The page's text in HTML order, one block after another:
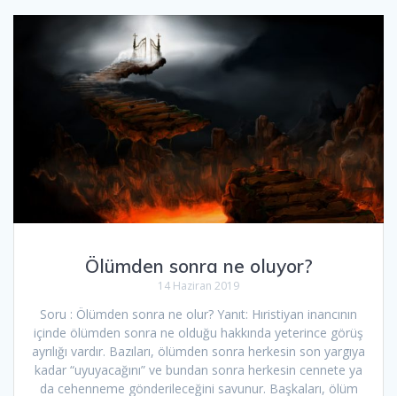
Ölümden sonra ne oluyor?
14 Haziran 2019
Soru : Ölümden sonra ne olur? Yanıt: Hıristiyan inancının
içinde ölümden sonra ne olduğu hakkında yeterince görüş
ayrılığı vardır. Bazıları, ölümden sonra herkesin son yargıya
kadar “uyuyacağını” ve bundan sonra herkesin cennete ya
da cehenneme gönderileceğini savunur. Başkaları, ölüm